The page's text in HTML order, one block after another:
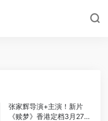
张家辉导演+主演！新片
《赎梦》香港定档3月27